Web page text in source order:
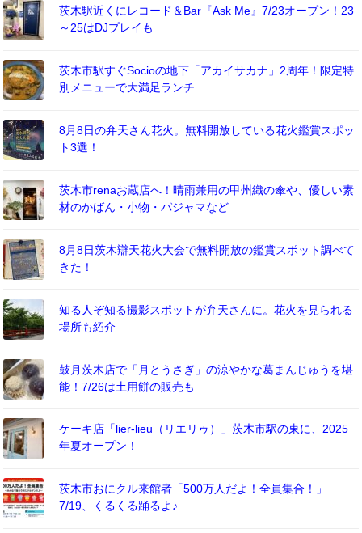
茨木駅近くにレコード＆Bar『Ask Me』7/23オープン！23
～25はDJプレイも
茨木市駅すぐSocioの地下「アカイサカナ」2周年！限定特
別メニューで大満足ランチ
8月8日の弁天さん花火。無料開放している花火鑑賞スポッ
ト3選！
茨木市renaお蔵店へ！晴雨兼用の甲州織の傘や、優しい素
材のかばん・小物・パジャマなど
8月8日茨木辯天花火大会で無料開放の鑑賞スポット調べて
きた！
知る人ぞ知る撮影スポットが弁天さんに。花火を見られる
場所も紹介
鼓月茨木店で「月とうさぎ」の涼やかな葛まんじゅうを堪
能！7/26は土用餅の販売も
ケーキ店「lier-lieu（リエリゥ）」茨木市駅の東に、2025
年夏オープン！
茨木市おにクル来館者「500万人だよ！全員集合！」
7/19、くるくる踊るよ♪